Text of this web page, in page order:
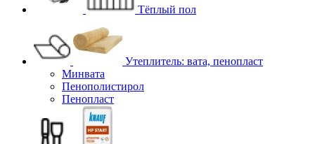
Тёплый пол
Утеплитель: вата, пенопласт
Минвата
Пенополистирол
Пенопласт